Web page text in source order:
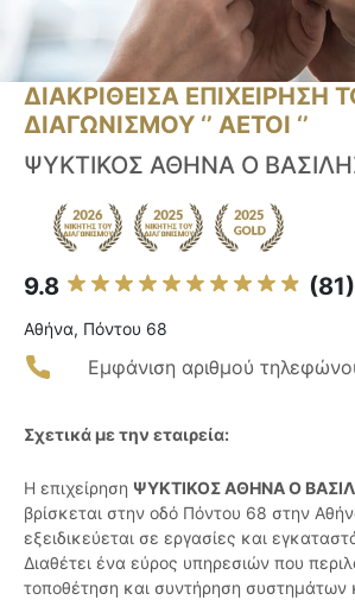
ΔΙΑΚΡΙΘΕΙΣΑ ΕΠΙΧΕΙΡΗΣΗ
ΔΙΑΓΩΝΙΣΜΟΥ ‘’ ΑΕΤΟΙ ‘’
ΨΥΚΤΙΚΟΣ ΑΘΗΝΑ Ο
9.8 (81)
Αθήνα, Πόντου 68
Εμφάνιση αριθμού
Σχετικά με την εταιρεία:
Η επιχείρηση ΨΥΚΤΙΚΟΣ ΑΘΗΝΑ Ο
βρίσκεται στην οδό Πόντου 68 στην
εξειδικεύεται σε εργασίες και
Διαθέτει ένα εύρος υπηρεσιών που
τοποθέτηση και συντήρηση συστημάτων